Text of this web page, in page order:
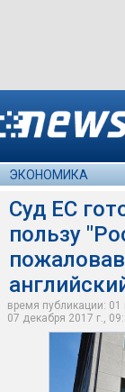
ЭКОНОМИКА
Суд ЕС
пользу
время публикации:
07 декабря 2017 г.,